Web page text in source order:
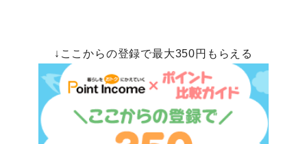
↓ここからの登録で最大350円もらえる